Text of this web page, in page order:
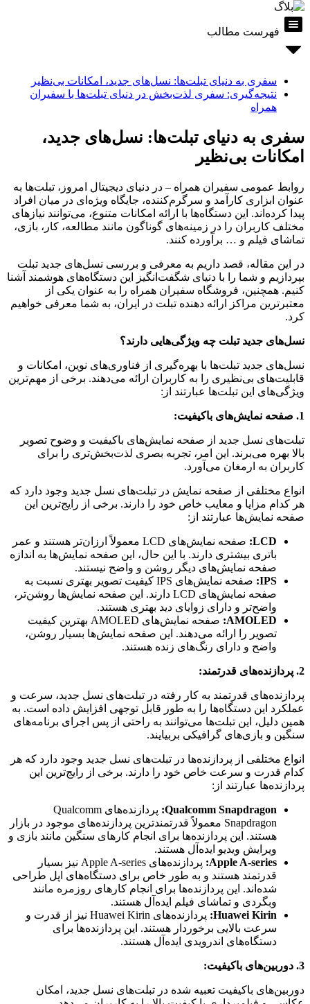
فهرست مطالب
سفری به دنیای تبلت‌ها: نسل‌های جدید، امکانات بی‌نظیر
نتیجه‌گیری: سفری لذت‌بخش در دنیای تبلت‌ها با سفیران
همراه
سفری به دنیای تبلت‌ها: نسل‌های جدید،
امکانات بی‌نظیر
روابط عمومی سفیران همراه – در دنیای دیجیتال امروز، تبلت‌ها به
عنوان ابزاری کارآمد و سرگرم‌کننده، جایگاه ویژه‌ای در میان افراد
پیدا کرده‌اند. این دستگاه‌ها با ارائه امکانات متنوع، می‌توانند نیازهای
مختلف کاربران را در زمینه‌های گوناگون مانند مطالعه، کار، بازی،
تماشای فیلم و … برآورده کنند.
در این مقاله، قصد داریم به معرفی و بررسی نسل‌های جدید تبلت
بپردازیم و شما را با دنیای شگفت‌انگیز این دستگاه‌های هوشمند آشنا
کنیم. همچنین، فروشگاه سفیران همراه را به عنوان یکی از
معتبرترین مراکز ارائه دهنده تبلت در ایران، به شما معرفی خواهیم
کرد.
نسل‌های جدید تبلت چه ویژگی‌هایی دارند؟
نسل‌های جدید تبلت‌ها با بهره‌گیری از فناوری‌های نوین، امکانات و
قابلیت‌های بی‌نظیری را به کاربران ارائه می‌دهند. برخی از مهم‌ترین
ویژگی‌های این تبلت‌ها عبارتند از:
1. صفحه نمایش‌های باکیفیت:
تبلت‌های نسل جدید از صفحه نمایش‌های باکیفیت و وضوح تصویر
بالا بهره می‌برند. این امر، تجربه بصری لذت‌بخش‌تری را برای
کاربران به ارمغان می‌آورد.
انواع مختلفی از صفحه نمایش در تبلت‌های نسل جدید وجود دارد که
هر کدام مزایا و معایب خاص خود را دارند. برخی از رایج‌ترین این
صفحه نمایش‌ها عبارتند از:
LCD:
صفحه نمایش‌های LCD معمولاً ارزان‌تر هستند و عمر
باتری بیشتری دارند. با این حال، این صفحه نمایش‌ها به اندازه
صفحه نمایش‌های دیگر روشن و واضح نیستند.
IPS:
صفحه نمایش‌های IPS کیفیت تصویر بهتری نسبت به
صفحه نمایش‌های LCD دارند. این صفحه نمایش‌ها روشن‌تر،
واضح‌تر و دارای زوایای دید بهتری هستند.
AMOLED:
صفحه نمایش‌های AMOLED بهترین کیفیت
تصویر را ارائه می‌دهند. این صفحه نمایش‌ها بسیار روشن،
واضح و دارای رنگ‌های زنده هستند.
2. پردازنده‌های قدرتمند:
پردازنده‌های قدرتمند به کار رفته در تبلت‌های نسل جدید، سرعت و
عملکرد این دستگاه‌ها را به طور قابل توجهی افزایش داده است. به
همین دلیل، این تبلت‌ها می‌توانند به راحتی از پس اجرای برنامه‌های
سنگین و بازی‌های گرافیکی بربیایند.
انواع مختلفی از پردازنده‌ها در تبلت‌های نسل جدید وجود دارد که هر
کدام قدرت و سرعت خاص خود را دارند. برخی از رایج‌ترین این
پردازنده‌ها عبارتند از:
Qualcomm Snapdragon:
پردازنده‌های Qualcomm
Snapdragon معمولاً قدرتمندترین پردازنده‌های موجود در بازار
هستند. این پردازنده‌ها برای انجام کارهای سنگین مانند بازی و
ویرایش ویدیو ایده‌آل هستند.
Apple A-series:
پردازنده‌های Apple A-series نیز بسیار
قدرتمند هستند و به طور خاص برای دستگاه‌های اپل طراحی
شده‌اند. این پردازنده‌ها برای انجام کارهای روزمره مانند
وبگردی و تماشای فیلم ایده‌آل هستند.
Huawei Kirin:
پردازنده‌های Huawei Kirin نیز از قدرت و
سرعت بالایی برخوردار هستند. این پردازنده‌ها برای
دستگاه‌های اندرویدی ایده‌آل هستند.
3. دوربین‌های باکیفیت:
دوربین‌های باکیفیت تعبیه شده در تبلت‌های نسل جدید، امکان